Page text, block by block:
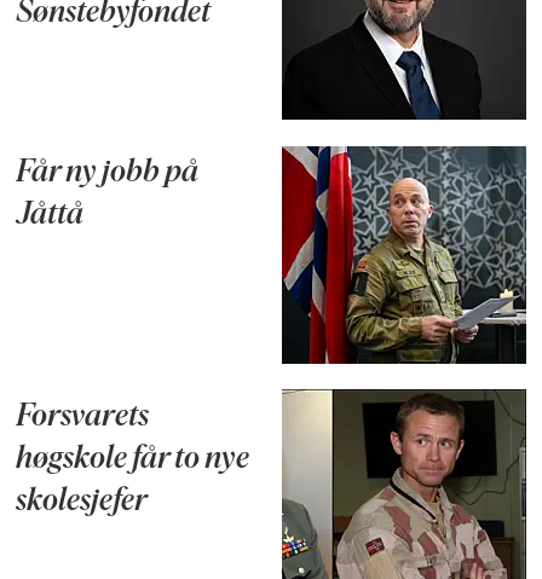
Sønstebyfondet
Får ny jobb på
Jåttå
Forsvarets
høgskole får to nye
skolesjefer